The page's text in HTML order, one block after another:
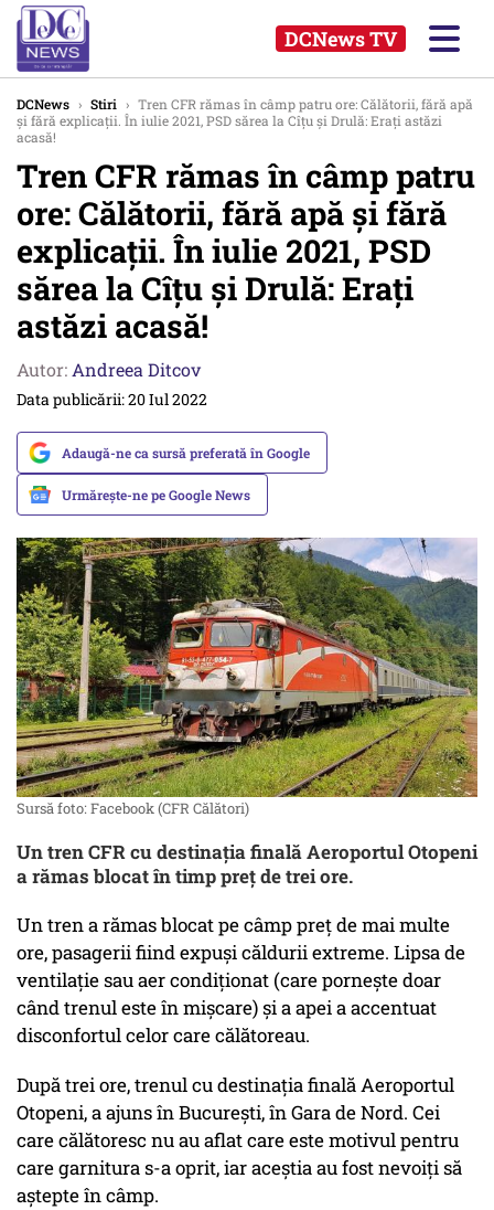
DCNews TV
DCNews › Stiri › Tren CFR rămas în câmp patru ore: Călătorii, fără apă
și fără explicații. În iulie 2021, PSD sărea la Cîțu și Drulă: Erați astăzi
acasă!
Tren CFR rămas în câmp patru
ore: Călătorii, fără apă și fără
explicații. În iulie 2021, PSD
sărea la Cîțu și Drulă: Erați
astăzi acasă!
Autor: Andreea Ditcov
Data publicării: 20 Iul 2022
Adaugă-ne ca sursă preferată în Google
Urmărește-ne pe Google News
Sursă foto: Facebook (CFR Călători)
Un tren CFR cu destinația finală Aeroportul Otopeni
a rămas blocat în timp preț de trei ore.
Un tren a rămas blocat pe câmp preț de mai multe
ore, pasagerii fiind expuși căldurii extreme. Lipsa de
ventilație sau aer condiționat (care pornește doar
când trenul este în mișcare) și a apei a accentuat
disconfortul celor care călătoreau.
După trei ore, trenul cu destinația finală Aeroportul
Otopeni, a ajuns în București, în Gara de Nord. Cei
care călătoresc nu au aflat care este motivul pentru
care garnitura s-a oprit, iar aceștia au fost nevoiți să
aștepte în câmp.